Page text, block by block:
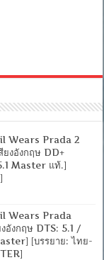
Wears Prada 2
ยงอังกฤษ DD+
Master แท้.]
Wears Prada
อังกฤษ DTS: 5.1 /
[บรรยาย: ไทย-